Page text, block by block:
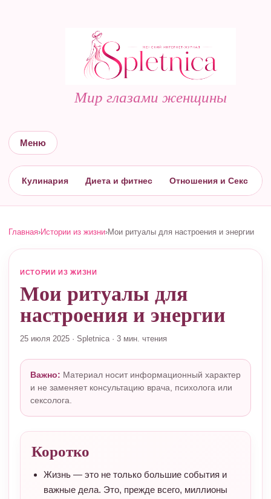
Мир глазами женщины
Меню
Кулинария Диета и фитнес Отношения и Секс
Главная›Истории из жизни›Мои ритуалы для настроения и энергии
ИСТОРИИ ИЗ ЖИЗНИ
Мои ритуалы для
настроения и энергии
25 июля 2025 · Spletnica · 3 мин. чтения
Важно: Материал носит информационный характер
и не заменяет консультацию врача, психолога или
сексолога.
Коротко
Жизнь — это не только большие события и
важные дела. Это, прежде всего, миллионы